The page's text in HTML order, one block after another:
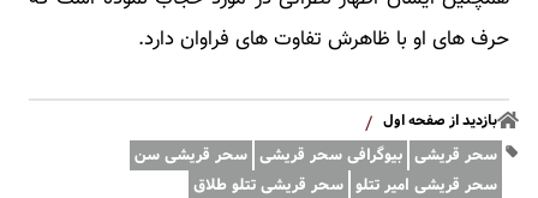
حرف های او با ظاهرش تفاوت های فراوان دارد.
بازدید از صفحه اول /
سحر قریشی بیوگرافی سحر قریشی سحر قریشی سن
سحر قریشی امیر تتلو سحر قریشی تتلو طلاق